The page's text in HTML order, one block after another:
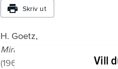
Skriv ut
H. Goetz,
Mira Bai: Her Life and Times
(1966).
Vill